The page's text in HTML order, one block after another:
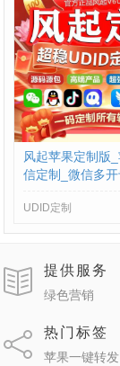
风起苹果定制版
信定制_微信多
UDID定制
提供服务
绿色营销
热门标签
苹果一键转发